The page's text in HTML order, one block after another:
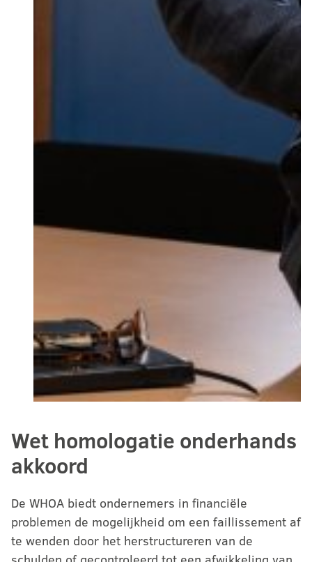
Wet homologatie onderhands
akkoord
De WHOA biedt ondernemers in financiële
problemen de mogelijkheid om een faillissement af
te wenden door het herstructureren van de